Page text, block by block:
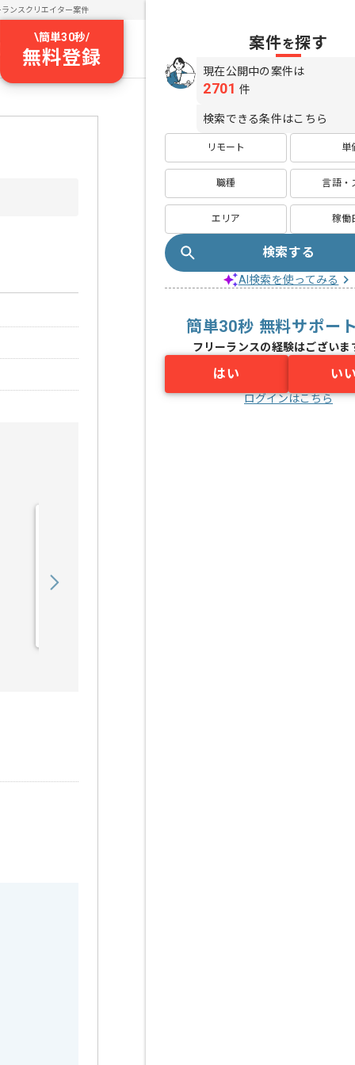
ランスクリエイター案件
\簡単30秒/
無料登録
案件を探す
現在公開中の案件は
2701 件
検索できる条件はこちら
リモート 単
職種 言語・
エリア 稼働
検索する
AI検索を使ってみる
簡単30秒 無料サポー
フリーランスの経験はございま
はい い
ログインはこちら